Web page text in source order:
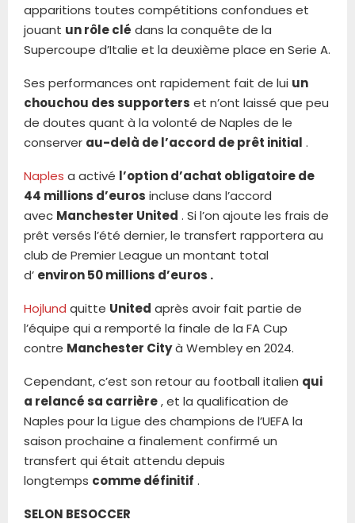
apparitions toutes compétitions confondues et
jouant un rôle clé dans la conquête de la
Supercoupe d’Italie et la deuxième place en Serie A.
Ses performances ont rapidement fait de lui un
chouchou des supporters et n’ont laissé que peu
de doutes quant à la volonté de Naples de le
conserver au-delà de l’accord de prêt initial .
Naples a activé l’option d’achat obligatoire de
44 millions d’euros incluse dans l’accord
avec Manchester United . Si l’on ajoute les frais de
prêt versés l’été dernier, le transfert rapportera au
club de Premier League un montant total
d’ environ 50 millions d’euros .
Hojlund quitte United après avoir fait partie de
l’équipe qui a remporté la finale de la FA Cup
contre Manchester Cityà Wembley en 2024.
Cependant, c’est son retour au football italien qui
a relancé sa carrière, et la qualification de
Naples pour la Ligue des champions de l’UEFA la
saison prochaine a finalement confirmé un
transfert qui était attendu depuis
longtemps comme définitif .
SELON BESOCCER